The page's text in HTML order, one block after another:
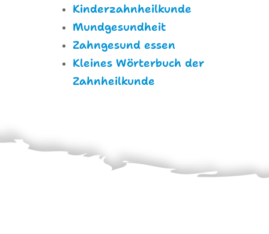
Kinderzahnheilkunde
Mundgesundheit
Zahngesund essen
Kleines Wörterbuch der
Zahnheilkunde